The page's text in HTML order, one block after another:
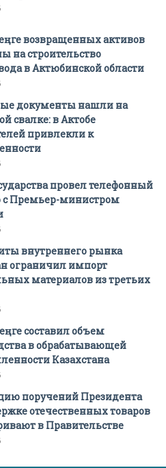
возвращенных активов
на строительство
в Актюбинской области
документы нашли на
свалке: в Актобе
привлекли к
провел телефонный
с Премьер-министром
внутреннего рынка
ограничил импорт
материалов из третьих
составил объем
в обрабатывающей
Казахстана
поручений Президента
отечественных товаров
в Правительстве